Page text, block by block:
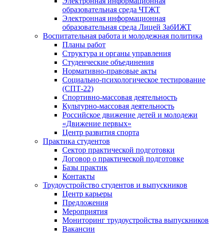
образовательная среда ЧТЖТ
Электронная информационная
образовательная среда Лицей ЗабИЖТ
Воспитательная работа и молодежная политика
Планы работ
Структура и органы управления
Студенческие объединения
Нормативно-правовые акты
Социально-психологическое тестирование
(СПТ-22)
Спортивно-массовая деятельность
Культурно-массовая деятельность
Российское движение детей и молодежи
«Движение первых»
Центр развития спорта
Практика студентов
Сектор практической подготовки
Договор о практической подготовке
Базы практик
Контакты
Трудоустройство студентов и выпускников
Центр карьеры
Предложения
Мероприятия
Мониторинг трудоустройства выпускников
Вакансии